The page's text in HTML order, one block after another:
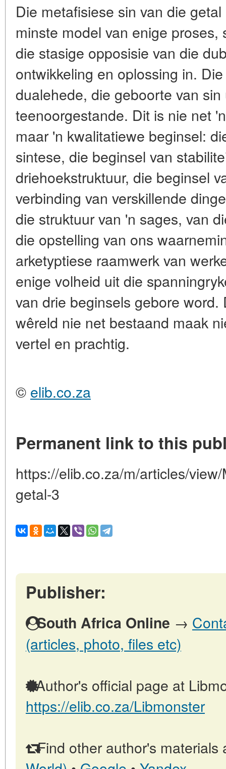
Die metafisiese sin van die
minste model van enige
die stasige opposisie van die
ontwikkeling en oplossing in.
dualehede, die geboorte van
teenoorgestande. Dit is nie net
maar 'n kwalitatiewe beginsel:
sintese, die beginsel van
driehoekstruktuur, die beginsel
verbinding van verskillende
die struktuur van 'n sages, van
die opstelling van ons
arketyptiese raamwerk van
enige volheid uit die
van drie beginsels gebore
wêreld nie net bestaand maak
vertel en prachtig.
© elib.co.za
Permanent link to this
https://elib.co.za/m/articles/
getal-3
Publisher:
South Africa Online →
(articles, photo, files etc)
Author's official page at
https://elib.co.za/Libmonster
Find other author's materials